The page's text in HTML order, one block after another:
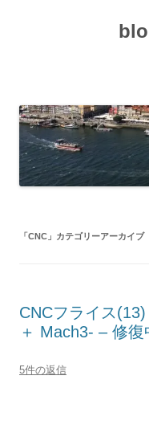
プ
「CNC 」カテゴリーアーカイブ
CNCフライス
＋ Mach3- – 修復
5件の返信